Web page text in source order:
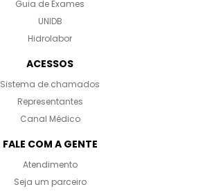
Guia de Exames
UNIDB
Hidrolabor
ACESSOS
Sistema de chamados
Representantes
Canal Médico
FALE COM A GENTE
Atendimento
Seja um parceiro